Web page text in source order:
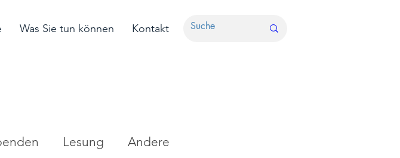
Was Sie tun können Kontakt
Lesung Andere